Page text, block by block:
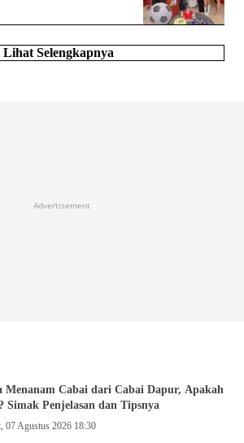
Lihat Selengkapnya
Advertisement
Menanam Cabai dari Cabai Dapur, Apakah
Simak Penjelasan dan Tipsnya
07 Agustus 2026 18:30